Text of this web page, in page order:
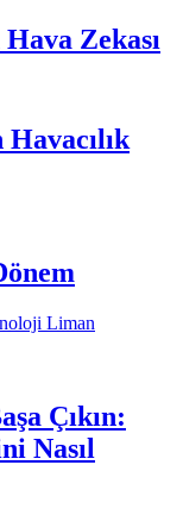
Zekası
Çıkın:
Nasıl